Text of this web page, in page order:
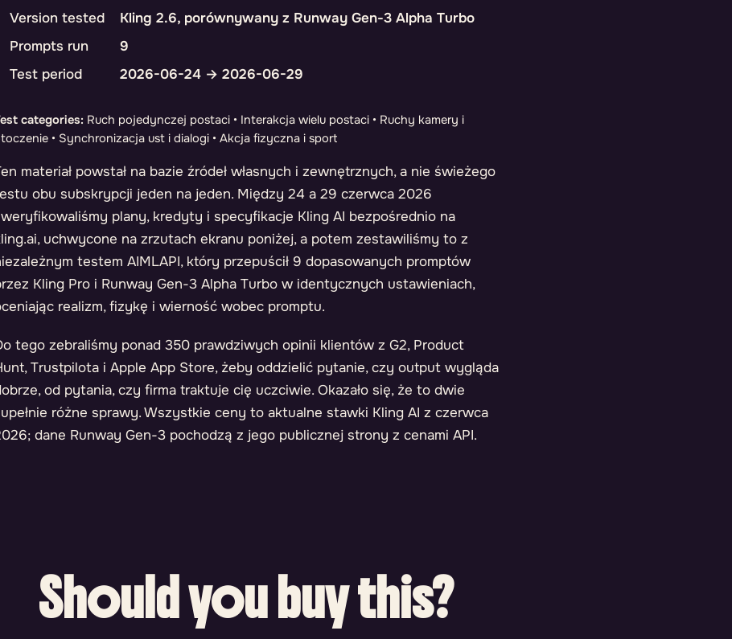
Version tested
Kling 2.6, porównywany z Runway Gen-3 Alpha Turbo
Prompts run
9
Test period
2026-06-24 → 2026-06-29
categories: Ruch pojedynczej postaci • Interakcja wielu postaci • Ruchy kamery i
• Synchronizacja ust i dialogi • Akcja fizyczna i sport
materiał powstał na bazie źródeł własnych i zewnętrznych, a nie świeżego
obu subskrypcji jeden na jeden. Między 24 a 29 czerwca 2026
plany, kredyty i specyfikacje Kling AI bezpośrednio na
uchwycone na zrzutach ekranu poniżej, a potem zestawiliśmy to z
testem AIMLAPI, który przepuścił 9 dopasowanych promptów
Kling Pro i Runway Gen-3 Alpha Turbo w identycznych ustawieniach,
realizm, fizykę i wierność wobec promptu.
tego zebraliśmy ponad 350 prawdziwych opinii klientów z G2, Product
Trustpilota i Apple App Store, żeby oddzielić pytanie, czy output wygląda
od pytania, czy firma traktuje cię uczciwie. Okazało się, że to dwie
różne sprawy. Wszystkie ceny to aktualne stawki Kling AI z czerwca
dane Runway Gen-3 pochodzą z jego publicznej strony z cenami API.
Should you buy this?